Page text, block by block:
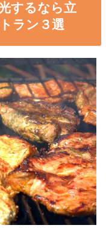
するなら立
ラン３選